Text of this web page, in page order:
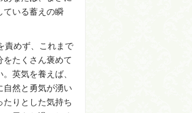
ている蓄えの瞬
責めず、これまで
をたくさん褒めて
英気を養えば、
自然と勇気が湧い
たりとした気持ち